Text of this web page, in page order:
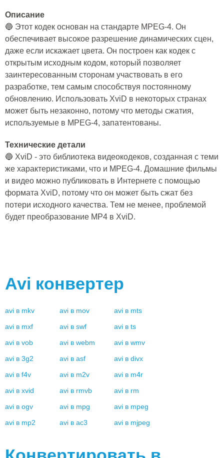
Описание
🔵 Этот кодек основан на стандарте MPEG-4. Он
обеспечивает высокое разрешение динамических сцен,
даже если искажает цвета. Он построен как кодек с
открытым исходным кодом, который позволяет
заинтересованным сторонам участвовать в его
разработке, тем самым способствуя постоянному
обновлению. Использовать XviD в некоторых странах
может быть незаконно, потому что методы сжатия,
используемые в MPEG-4, запатентованы.
Технические детали
🔵 XviD - это библиотека видеокодеков, созданная с теми
же характеристиками, что и MPEG-4. Домашние фильмы
и видео можно публиковать в Интернете с помощью
формата XviD, потому что он может быть сжат без
потери исходного качества. Тем не менее, проблемой
будет преобразование MP4 в XviD.
Avi конвертер
avi в mkv avi в mov avi в mts
avi в mxf avi в swf avi в ts
avi в vob avi в webm avi в wmv
avi в 3g2 avi в asf avi в divx
avi в f4v avi в m2v avi в m4r
avi в xvid avi в rmvb avi в rm
avi в ogv avi в mpg avi в mpeg
avi в mp2 avi в ac3 avi в mjpeg